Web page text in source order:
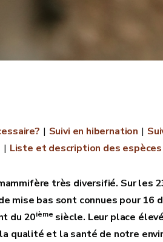
Suivi en hibernation
Liste et description des espèces
très diversifié. Sur les
mise bas sont connues pour
du 20ième siècle. Leur place
qualité et la santé de notre